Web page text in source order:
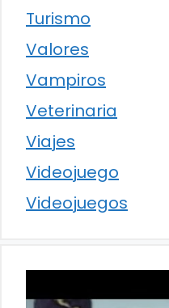
Turismo
Valores
Vampiros
Veterinaria
Viajes
Videojuego
Videojuegos